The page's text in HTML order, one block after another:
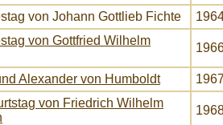
von Johann Gottlieb Fichte
von Gottfried Wilhelm
Alexander von Humboldt
von Friedrich Wilhelm